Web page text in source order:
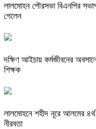
লালমোহন পৌরসভা বিএনপির
গেলেন
দক্ষিণ আইচায় কর্মজীবনের
শিক্ষক
লালমোহনে শহীদ নূরে আলমের
নীরবতা